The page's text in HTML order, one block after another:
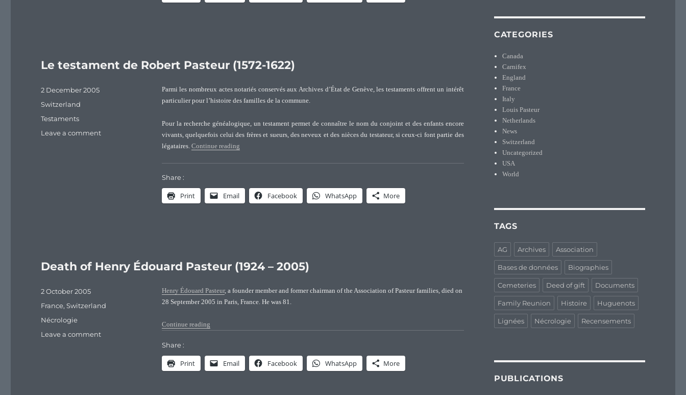
Le testament de Robert Pasteur (1572-1622)
Parmi les nombreux actes notariés conservés aux Archives d’État de Genève, les testaments offrent un intérêt
particulier pour l’histoire des familles de la commune.
Pour la recherche généalogique, un testament permet de connaître le nom du conjoint et des enfants encore
vivants, quelquefois celui des frères et sueurs, des neveux et des nièces du testateur, si ceux-ci font partie des
légataires. Continue reading“Le testament de Robert Pasteur (1572-1622)”
Share :
Print Email Facebook WhatsApp More
Posted
on
2 December 2005
Categories
Switzerland
Tags
Testaments
Leave a commenton
Death of Henry Édouard Pasteur (1924 – 2005)
Henry Édouard Pasteur, a founder member and former chairman of the Association of Pasteur families, died on
28 September 2005 in Paris, France. He was 81.
Continue reading“Death of Henry Édouard Pasteur (1924 – 2005)”
Share :
Print Email Facebook WhatsApp More
Posted
2 October 2005
Categories
France,Switzerland
Tags
Nécrologie
Leave a commenton
CATEGORIES
Canada
Carnifex
England
France
Italy
Louis Pasteur
Netherlands
News
Switzerland
Uncategorized
USA
World
TAGS
AG Archives Association
Bases de données Biographies
Cemeteries Deed of gift Documents
Family Reunion Histoire Huguenots
Lignées Nécrologie Recensements
PUBLICATIONS